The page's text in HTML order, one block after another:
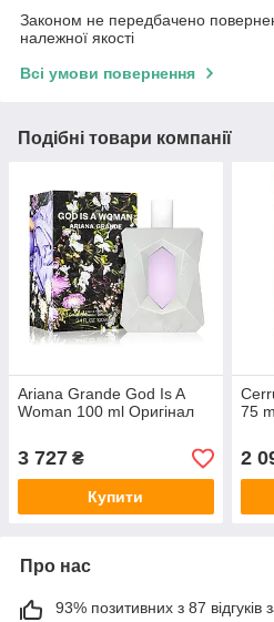
Законом не передбачено
належної якості
Всі умови повернення
Подібні товари компанії
Ariana Grande God Is A
Woman 100 ml Оригінал
3 727 ₴
Купити
75
2
Про нас
93% позитивних з 87 відгуків